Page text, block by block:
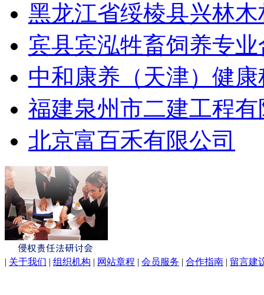
黑龙江省绥棱县兴林
宾县宾泓牲畜饲养专
中和康养（天津）健
福建泉州市二建工程
北京富百禾有限公司
| 关于我们 | 组织机构 | 网站章程 | 会员服务 | 合作指南 | 留言建